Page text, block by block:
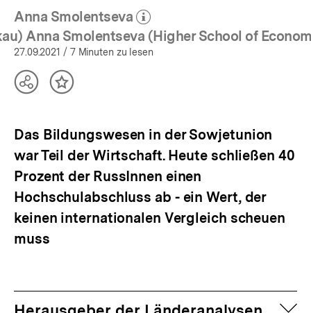
Anna Smolentseva
(Mehr zum Autor)
öffnen
Anna Smolentseva (Higher School of
27.09.2021 / 7 Minuten zu lesen
TeilenInhalt
Das Bildungswesen in der Sowjetunion
war Teil der Wirtschaft. Heute schließen 40
Prozent der RussInnen einen
Hochschulabschluss ab - ein Wert, der
keinen internationalen Vergleich scheuen
muss